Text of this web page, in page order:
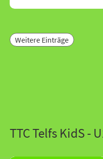
Weitere Einträge
TTC Telfs KidS -